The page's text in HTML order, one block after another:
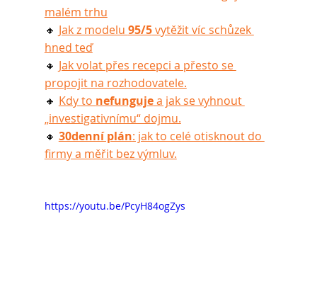
malém trhu
🔸 Jak z modelu 95/5 vytěžit víc schůzek
hned teď
🔸 Jak volat přes recepci a přesto se
propojit na rozhodovatele.
🔸 Kdy to nefunguje a jak se vyhnout
„investigativnímu“ dojmu.
🔸 30denní plán: jak to celé otisknout do
firmy a měřit bez výmluv.
https://youtu.be/PcyH84ogZys